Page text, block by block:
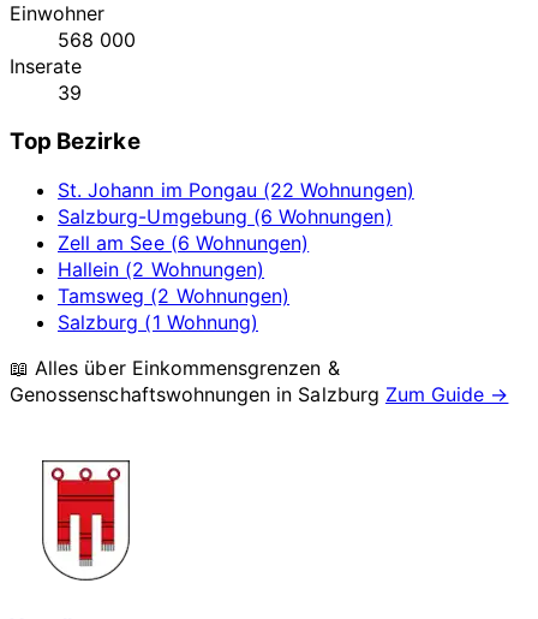
Einwohner
568 000
Inserate
39
Top Bezirke
St. Johann im Pongau (22 Wohnungen)
Salzburg-Umgebung (6 Wohnungen)
Zell am See (6 Wohnungen)
Hallein (2 Wohnungen)
Tamsweg (2 Wohnungen)
Salzburg (1 Wohnung)
📖 Alles über Einkommensgrenzen &
Genossenschaftswohnungen in Salzburg Zum Guide →